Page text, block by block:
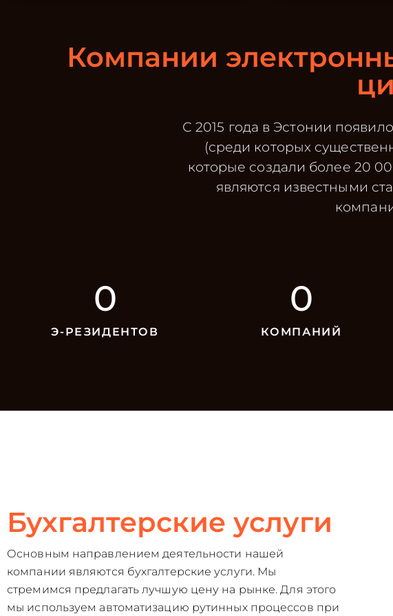
Компании
С 2015 года в Эстонии
(среди которых
которые создали более 20
являются известными
Э-РЕЗИДЕНТОВ
0
КОМПАНИЙ
0
Бухгалтерские услуги
Основным направлением деятельности нашей
компании являются бухгалтерские услуги. Мы
стремимся предлагать лучшую цену на рынке. Для этого
мы используем автоматизацию рутинных процессов при